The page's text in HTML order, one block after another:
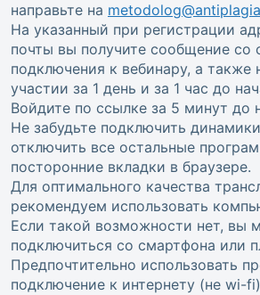
направьте на
На указанный при регистрации
почты вы получите сообщение со
подключения к вебинару, а также
участии за 1 день и за 1 час до
Войдите по ссылке за 5 минут до
Не забудьте подключить
отключить все остальные
посторонние вкладки в браузере.
Для оптимального качества
рекомендуем использовать
Если такой возможности нет, вы
подключиться со смартфона или
Предпочтительно использовать
подключение к интернету (не wi-